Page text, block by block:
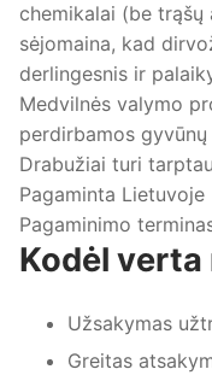
chemikalai (be
sėjomaina, kad
derlingesnis ir
Medvilnės valymo
perdirbamos
Drabužiai turi
Pagaminta Lietuvoje
Pagaminimo
Kodėl
Užsakymas
Greitas